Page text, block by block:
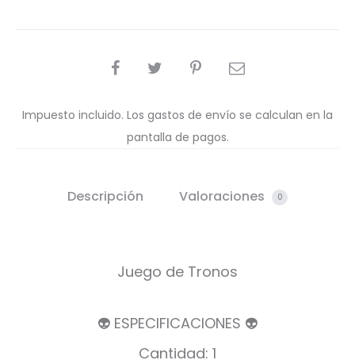
COMPARTIR
Impuesto incluido. Los gastos de envío se calculan en la
pantalla de pagos.
Descripción Valoraciones 0
Juego de Tronos
👽 ESPECIFICACIONES 👽
Cantidad: 1